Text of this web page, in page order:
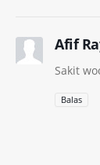
Afif
Sakit
Balas